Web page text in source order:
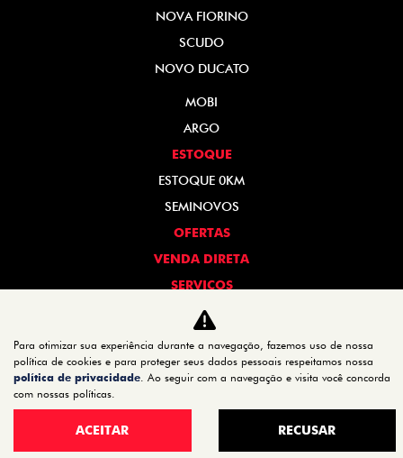
NOVA FIORINO
SCUDO
NOVO DUCATO
MOBI
ARGO
ESTOQUE
ESTOQUE 0KM
SEMINOVOS
OFERTAS
VENDA DIRETA
SERVIÇOS
REVISÃO
MANUAL DO VEÍCULO
QUEM SOMOS
Para otimizar sua experiência durante a navegação, fazemos uso de nossa
política de cookies e para proteger seus dados pessoais respeitamos nossa
política de privacidade. Ao seguir com a navegação e visita você concorda
com nossas políticas.
ACEITAR RECUSAR